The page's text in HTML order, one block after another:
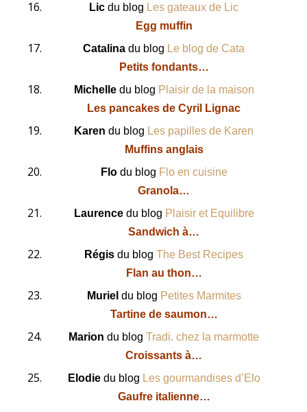
Lic du blog Les gateaux de Lic
Egg muffin
Catalina du blog Le blog de Cata
Petits fondants…
Michelledu blog Plaisir de la maison
Les pancakes de Cyril Lignac
Karen du blog Les papilles de Karen
Muffins anglais
Flodu blog Flo en cuisine
Granola…
Laurencedu blog Plaisir et Equilibre
Sandwich à…
Régis du blogThe Best Recipes
Flan au thon…
Muriel du blog Petites Marmites
Tartine de saumon…
Marion du blogTradi. chez la marmotte
Croissants à…
Elodiedu blog Les gourmandises d’Elo
Gaufre italienne…